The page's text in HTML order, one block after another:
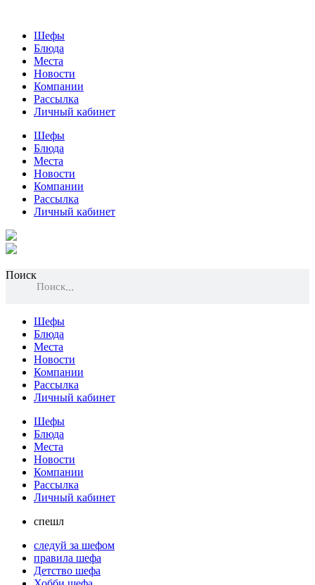
Шефы
Блюда
Места
Новости
Компании
Рассылка
Личный кабинет
Шефы
Блюда
Места
Новости
Компании
Рассылка
Личный кабинет
Поиск
Поиск
Шефы
Блюда
Места
Новости
Компании
Рассылка
Личный кабинет
Шефы
Блюда
Места
Новости
Компании
Рассылка
Личный кабинет
спешл
следуй за шефом
правила шефа
Детство шефа